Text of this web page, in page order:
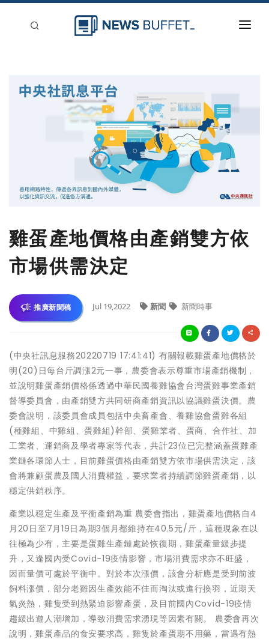
雞蛋產地價格由產銷雙方依
市場供需決定
推廣新聞稿 Jul 19,2022 新聞 新聞時事
(中央社訊息服務20220719 17:41:41) 有關報載雞蛋產地價格於
明(20)日每台斤調漲2元一事，農委會表示尊重市場產銷機制，
並說明雞蛋產銷價格係透過中華民國養雞協會台灣蛋雞事業產銷
督導委員會，由產銷雙方共同研商產銷資訊以協議雞蛋決價。農
委會說明，該委員會成員包括中央畜產會、養雞協會蛋雞各組
(種雞組、中雞組、蛋雞組)幹部、蛋雞業者、蛋商、合作社、加
工業者、運銷商及學者專家等代表，共計23位已完整涵蓋蛋雞產
業鏈各環節人士，目前雞蛋價格由產銷雙方依市場供需決定，該
會將兼顧蛋農及國人消費權益，要求業者持續調節雞蛋產銷，以
穩定供銷秩序。
產業以穩定生產及平衡產銷為重 農委會指出，雞蛋產地價格自4
月20日至7月19日為期3個月都維持在40.5元/斤，這種現象在以
往極為少有，主要是蛋雞生產鏈處於恢復期，雞蛋產量緩步提
升，又逢國內受Covid-19疫情影響，市場消費需求亦不旺盛，
因而量價可處於平衡中。對於本次漲價，該會分析應是受到前波
飼料漲價，部分老雞因生產效能不佳而淘汰或進行換羽，近期天
氣炎熱，雞隻受到熱緊迫影響產蛋，及目前國內Covid-19疫情
趨緩出遊人潮增加，導致消費需求湧現等因素有關。 農委會再次
說明，雞蛋產品的食安要求高，雞隻於產蛋期不用藥，當遇有熱